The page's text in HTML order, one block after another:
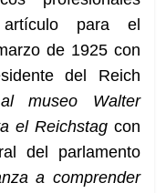
para el
de 1925 con
del Reich
museo Walter
el Reichstagcon
del parlamento
a comprender